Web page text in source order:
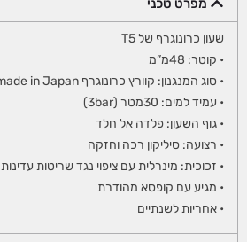
שעון כרונוגרף של T5
• קוטר: 48מ”מ
• סוג המנגנון: קוורץ כרונוגרף made in Japan
• עמיד למים: 30מטר (3bar)
• גוף השעון: פלדה אל חלד
• רצועה: סיליקון רכה וחזקה
• זכוכית: מינרלית עם ציפוי נגד שריטות עדינות
• מגיע עם קופסא מהודרת
• אחריות לשנתיים